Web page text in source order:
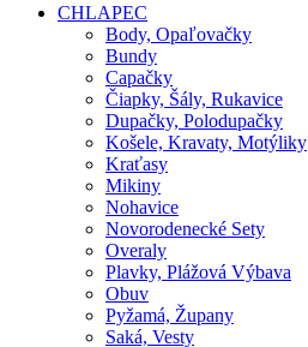
CHLAPEC
Body, Opaľovačky
Bundy
Capačky
Čiapky, Šály, Rukavice
Dupačky, Polodupačky
Košele, Kravaty, Motýliky
Kraťasy
Mikiny
Nohavice
Novorodenecké Sety
Overaly
Plavky, Plážová Výbava
Obuv
Pyžamá, Župany
Saká, Vesty